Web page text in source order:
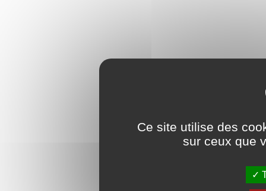
Ce site utilise des
sur ceux que